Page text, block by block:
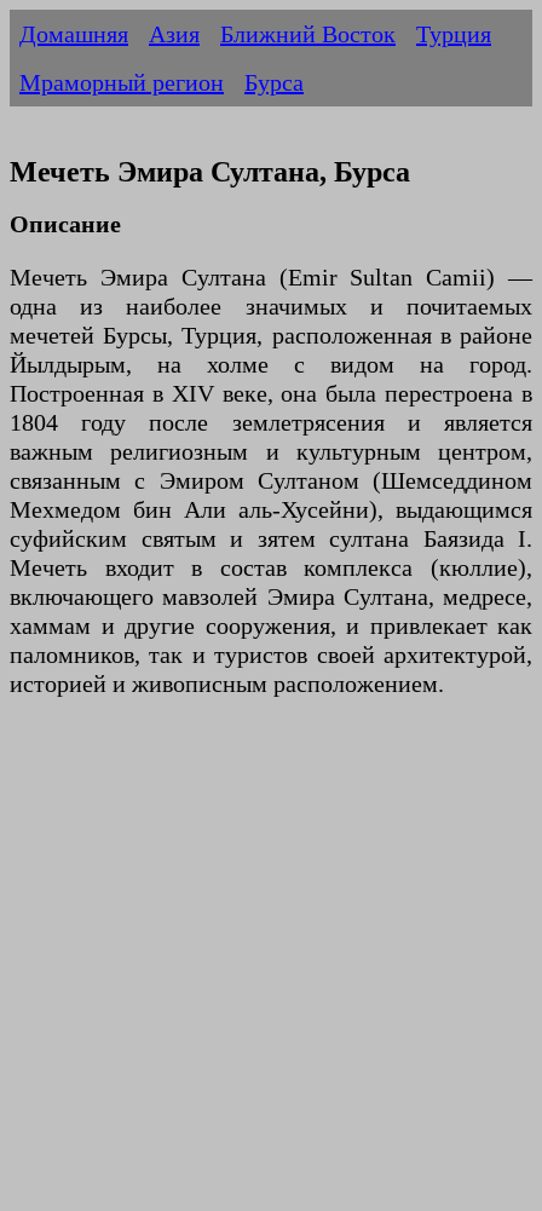
Домашняя Азия Ближний Восток
Турция
Мраморный регион
Бурса
Мечеть Эмира Султана, Бурса
Описание
Мечеть Эмира Султана (Emir Sultan Camii) —
одна из наиболее значимых и почитаемых
мечетей Бурсы, Турция, расположенная в районе
Йылдырым, на холме с видом на город.
Построенная в XIV веке, она была перестроена в
1804 году после землетрясения и является
важным религиозным и культурным центром,
связанным с Эмиром Султаном (Шемседдином
Мехмедом бин Али аль-Хусейни), выдающимся
суфийским святым и зятем султана Баязида I.
Мечеть входит в состав комплекса (кюллие),
включающего мавзолей Эмира Султана, медресе,
хаммам и другие сооружения, и привлекает как
паломников, так и туристов своей архитектурой,
историей и живописным расположением.